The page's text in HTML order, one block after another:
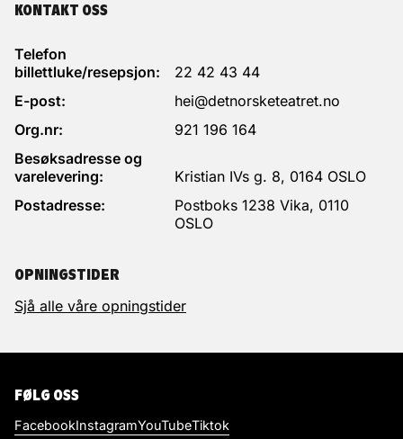
KONTAKT OSS
Telefon
billettluke/resepsjon:
22 42 43 44
E-post:
hei@detnorsketeatret.no
Org.nr:
921 196 164
Besøksadresse og
varelevering:
Kristian IVs g. 8, 0164 OSLO
Postadresse:
Postboks 1238 Vika, 0110
OSLO
OPNINGSTIDER
Sjå alle våre opningstider
FØLG OSS
FacebookInstagramYouTubeTiktok